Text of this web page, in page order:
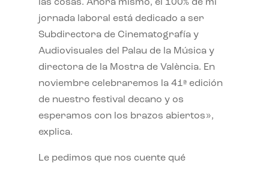
las cosas. Ahora mismo, el 100% de mi
jornada laboral está dedicado a ser
Subdirectora de Cinematografía y
Audiovisuales del Palau de la Música y
directora de la Mostra de València. En
noviembre celebraremos la 41ª edición
de nuestro festival decano y os
esperamos con los brazos abiertos»,
explica.
Le pedimos que nos cuente qué